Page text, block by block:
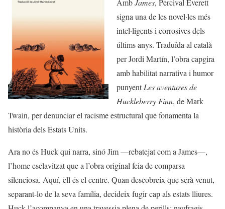
signa una de les novel·les més
intel·ligents i corrosives dels
últims anys. Traduïda al català
per Jordi Martín, l’obra capgira
amb habilitat narrativa i humor
punyentLes aventures de
Huckleberry Finn, de Mark
Twain, per denunciar el racisme estructural que fonamenta la
història dels Estats Units.
Ara no és Huck qui narra, sinó Jim —rebatejat com a James—,
l’home esclavitzat que a l’obra original feia de comparsa
silenciosa. Aquí, ell és el centre. Quan descobreix que serà venut,
separant-lo de la seva família, decideix fugir cap als estats lliures.